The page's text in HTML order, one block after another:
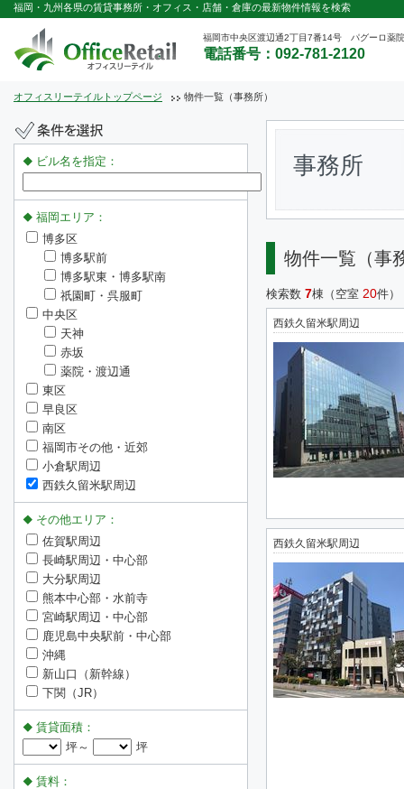
福岡・九州各県の賃貸事務所・オフィス・店舗・倉庫の最新物件情報を検索
福岡市中央区渡辺通2丁目7番14号 パグーロ薬
電話番号：092-781-2120
オフィスリーテイルトップページ 物件一覧（事務所）
事務所
物件一覧（事
検索数 7棟（空室 20件）
西鉄久留米駅周辺
西鉄久留米駅周辺
ビル名を指定：
福岡エリア：
博多区
博多駅前
博多駅東・博多駅南
祇園町・呉服町
中央区
天神
赤坂
薬院・渡辺通
東区
早良区
南区
福岡市その他・近郊
小倉駅周辺
西鉄久留米駅周辺
その他エリア：
佐賀駅周辺
長崎駅周辺・中心部
大分駅周辺
熊本中心部・水前寺
宮崎駅周辺・中心部
鹿児島中央駅前・中心部
沖縄
新山口（新幹線）
下関（JR）
賃貸面積：
坪～
坪
賃料：